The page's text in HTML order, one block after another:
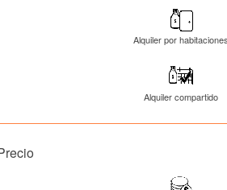
Alquiler por habitaciones
Alquiler compartido